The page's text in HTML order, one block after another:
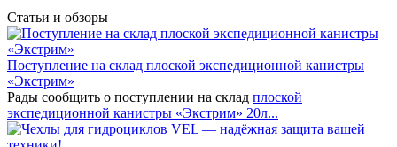
Статьи и обзоры
Поступление на склад плоской экспедиционной канистры
«Экстрим»
Рады сообщить о поступлении на склад плоской
экспедиционной канистры «Экстрим» 20л...